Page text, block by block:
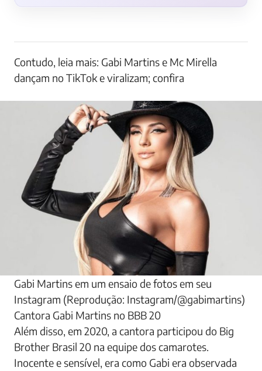
Contudo, leia mais: Gabi Martins e Mc Mirella
dançam no TikTok e viralizam; confira
Gabi Martins em um ensaio de fotos em seu
Instagram (Reprodução: Instagram/@gabimartins)
Cantora Gabi Martins no BBB 20
Além disso, em 2020, a cantora participou do Big
Brother Brasil 20 na equipe dos camarotes.
Inocente e sensível, era como Gabi era observada